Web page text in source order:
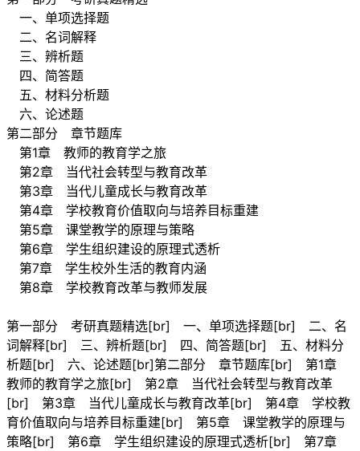
一、单项选择题
二、名词解释
三、辨析题
四、简答题
五、材料分析题
六、论述题
第二部分 章节题库
第1章 教师的教育学之旅
第2章 当代社会转型与教育改革
第3章 当代儿童成长与教育改革
第4章 学校教育价值取向与培养目标重建
第5章 课堂教学的原理与策略
第6章 学生组织建设的原理式透析
第7章 学生校外生活的教育内涵
第8章 学校教育改革与教师发展
第一部分 考研真题精选[br] 一、单项选择题[br] 二、名
词解释[br] 三、辨析题[br] 四、简答题[br] 五、材料分
析题[br] 六、论述题[br]第二部分 章节题库[br] 第1章
教师的教育学之旅[br] 第2章 当代社会转型与教育改革
[br] 第3章 当代儿童成长与教育改革[br] 第4章 学校教
育价值取向与培养目标重建[br] 第5章 课堂教学的原理与
策略[br] 第6章 学生组织建设的原理式透析[br] 第7章